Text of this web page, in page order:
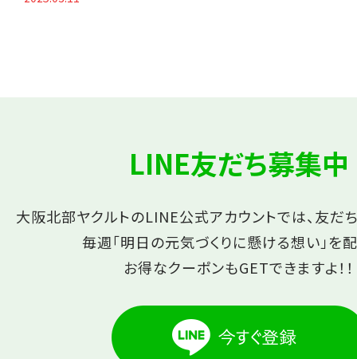
LINE友だち募集中
大阪北部ヤクルトのLINE公式アカウントでは、友だ
毎週「明日の元気づくりに懸ける想い」を
お得なクーポンもGETできますよ！！